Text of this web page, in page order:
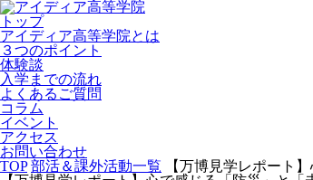
トップ
アイディア高等学院とは
３つのポイント
体験談
入学までの流れ
よくあるご質問
コラム
イベント
アクセス
お問い合わせ
TOP 部活＆課外活動一覧
【万博見学レポート